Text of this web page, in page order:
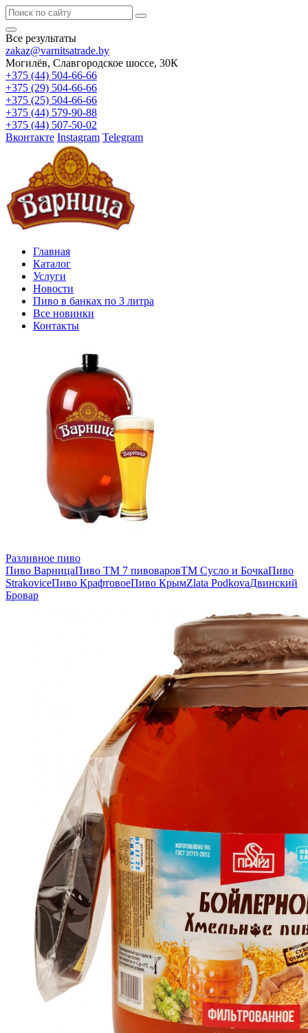
Все результаты
zakaz@varnitsatrade.by
Могилёв, Славгородское шоссе, 30К
+375 (44) 504-66-66
+375 (29) 504-66-66
+375 (25) 504-66-66
+375 (44) 579-90-88
+375 (44) 507-50-02
Вконтакте Instagram Telegram
Главная
Каталог
Услуги
Новости
Пиво в банках по 3 литра
Все новинки
Контакты
Разливное пиво
Пиво ВарницаПиво ТМ 7 пивоваровТМ Сусло и БочкаПиво
StrakoviceПиво КрафтовоеПиво КрымZlata PodkovaДвинский
Бровар